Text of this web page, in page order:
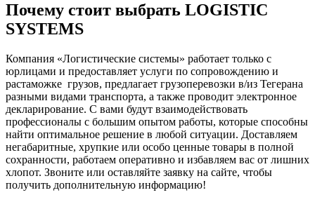
Почему стоит выбрать LOGISTIC
SYSTEMS
Компания «Логистические системы» работает только с
юрлицами и предоставляет услуги по сопровождению и
растаможке грузов, предлагает грузоперевозки в/из Тегерана
разными видами транспорта, а также проводит электронное
декларирование. С вами будут взаимодействовать
профессионалы с большим опытом работы, которые способны
найти оптимальное решение в любой ситуации. Доставляем
негабаритные, хрупкие или особо ценные товары в полной
сохранности, работаем оперативно и избавляем вас от лишних
хлопот. Звоните или оставляйте заявку на сайте, чтобы
получить дополнительную информацию!